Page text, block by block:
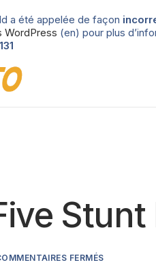
a été appelée de façon
WordPress (en) pour plus
Stunt
FERMÉS